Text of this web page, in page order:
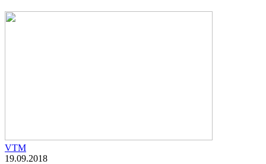
VTM
19.09.2018